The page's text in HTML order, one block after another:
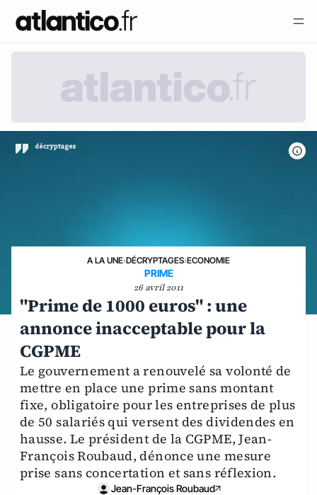
A LA UNE›DÉCRYPTAGES›ECONOMIE
PRIME
26 avril 2011
"Prime de 1000 euros" : une
annonce inacceptable pour la
CGPME
Le gouvernement a renouvelé sa volonté de
mettre en place une prime sans montant
fixe, obligatoire pour les entreprises de plus
de 50 salariés qui versent des dividendes en
hausse. Le président de la CGPME, Jean-
François Roubaud, dénonce une mesure
prise sans concertation et sans réflexion.
Jean-François Roubaud